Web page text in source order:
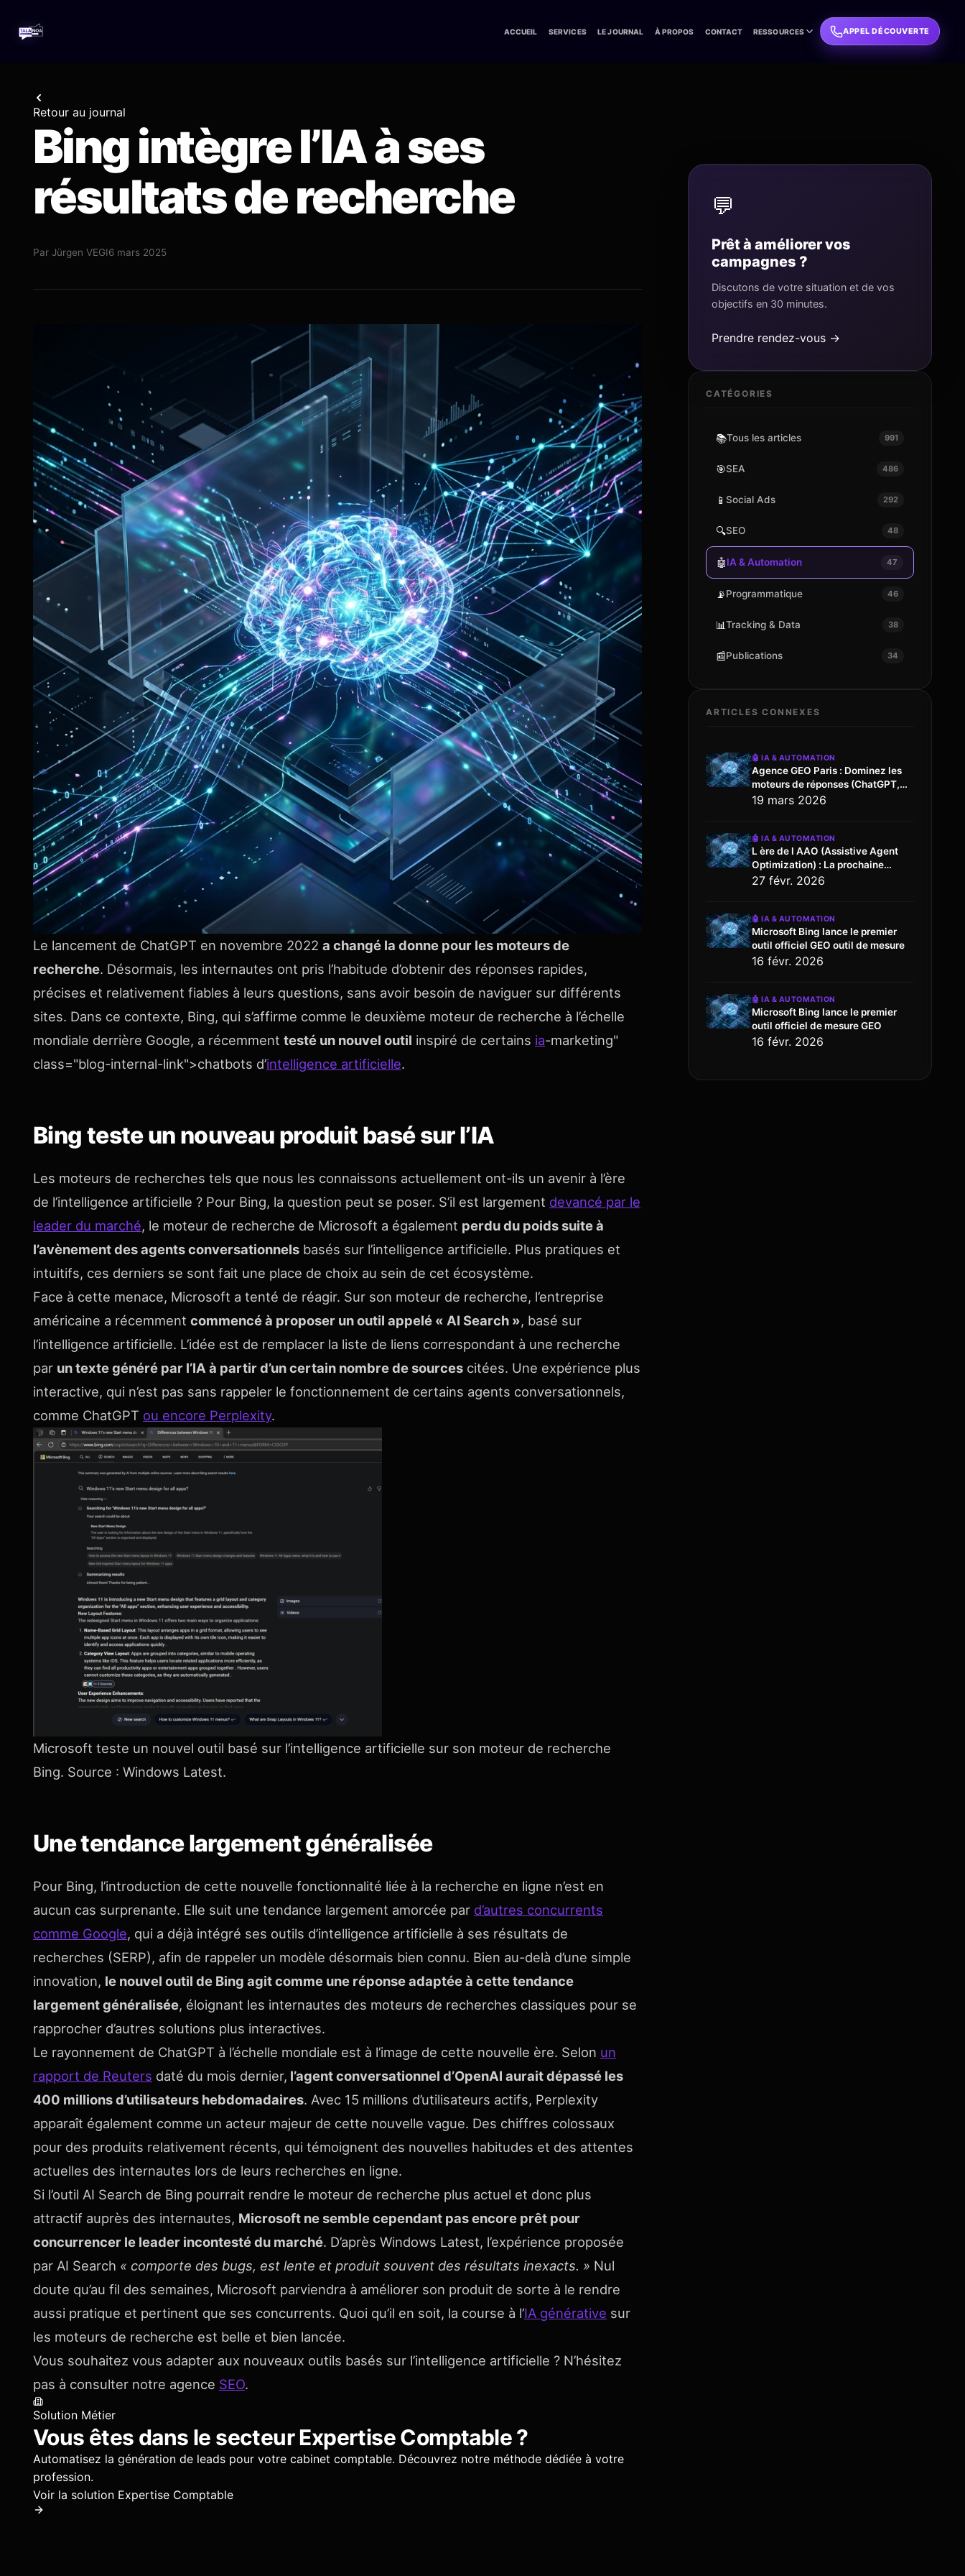
ACCUEIL SERVICES LE JOURNAL À PROPOS CONTACT RESSOURCES APPEL DÉCOUVERTE
Retour au journal
Bing intègre l’IA à ses
résultats de recherche
Par Jürgen VEGI6 mars 2025
Le lancement de ChatGPT en novembre 2022 a changé la donne pour les moteurs de
recherche. Désormais, les internautes ont pris l’habitude d’obtenir des réponses rapides,
précises et relativement fiables à leurs questions, sans avoir besoin de naviguer sur différents
sites. Dans ce contexte, Bing, qui s’affirme comme le deuxième moteur de recherche à l’échelle
mondiale derrière Google, a récemment testé un nouvel outil inspiré de certains ia-marketing"
class="blog-internal-link">chatbots d’intelligence artificielle.
Bing teste un nouveau produit basé sur l’IA
Les moteurs de recherches tels que nous les connaissons actuellement ont-ils un avenir à l’ère
de l’intelligence artificielle ? Pour Bing, la question peut se poser. S’il est largement devancé par le
leader du marché, le moteur de recherche de Microsoft a également perdu du poids suite à
l’avènement des agents conversationnels basés sur l’intelligence artificielle. Plus pratiques et
intuitifs, ces derniers se sont fait une place de choix au sein de cet écosystème.
Face à cette menace, Microsoft a tenté de réagir. Sur son moteur de recherche, l’entreprise
américaine a récemment commencé à proposer un outil appelé « AI Search », basé sur
l’intelligence artificielle. L’idée est de remplacer la liste de liens correspondant à une recherche
par un texte généré par l’IA à partir d’un certain nombre de sources citées. Une expérience plus
interactive, qui n’est pas sans rappeler le fonctionnement de certains agents conversationnels,
comme ChatGPT ou encore Perplexity.
Microsoft teste un nouvel outil basé sur l’intelligence artificielle sur son moteur de recherche
Bing. Source : Windows Latest.
Une tendance largement généralisée
Pour Bing, l’introduction de cette nouvelle fonctionnalité liée à la recherche en ligne n’est en
aucun cas surprenante. Elle suit une tendance largement amorcée par d’autres concurrents
comme Google, qui a déjà intégré ses outils d’intelligence artificielle à ses résultats de
recherches (SERP), afin de rappeler un modèle désormais bien connu. Bien au-delà d’une simple
innovation, le nouvel outil de Bing agit comme une réponse adaptée à cette tendance
largement généralisée, éloignant les internautes des moteurs de recherches classiques pour se
rapprocher d’autres solutions plus interactives.
Le rayonnement de ChatGPT à l’échelle mondiale est à l’image de cette nouvelle ère. Selon un
rapport de Reuters daté du mois dernier, l’agent conversationnel d’OpenAI aurait dépassé les
400 millions d’utilisateurs hebdomadaires. Avec 15 millions d’utilisateurs actifs, Perplexity
apparaît également comme un acteur majeur de cette nouvelle vague. Des chiffres colossaux
pour des produits relativement récents, qui témoignent des nouvelles habitudes et des attentes
actuelles des internautes lors de leurs recherches en ligne.
Si l’outil AI Search de Bing pourrait rendre le moteur de recherche plus actuel et donc plus
attractif auprès des internautes, Microsoft ne semble cependant pas encore prêt pour
concurrencer le leader incontesté du marché. D’après Windows Latest, l’expérience proposée
par AI Search « comporte des bugs, est lente et produit souvent des résultats inexacts. » Nul
doute qu’au fil des semaines, Microsoft parviendra à améliorer son produit de sorte à le rendre
aussi pratique et pertinent que ses concurrents. Quoi qu’il en soit, la course à l’IA générative sur
les moteurs de recherche est belle et bien lancée.
Vous souhaitez vous adapter aux nouveaux outils basés sur l’intelligence artificielle ? N’hésitez
pas à consulter notre agence SEO.
Solution Métier
Vous êtes dans le secteurExpertise Comptable?
Automatisez la génération de leads pour votre cabinet comptable. Découvrez notre méthode dédiée à votre
profession.
Voir la solution Expertise Comptable
💬
Prêt à améliorer vos
campagnes ?
Discutons de votre situation et de vos
objectifs en 30 minutes.
Prendre rendez-vous →
CATÉGORIES
📚Tous les articles 991
🎯SEA 486
📱 Social Ads 292
🔍SEO 48
🤖IA & Automation 47
📡Programmatique 46
📊Tracking & Data 38
📰Publications 34
ARTICLES CONNEXES
🤖 IA & AUTOMATION
Agence GEO Paris : Dominez les
moteurs de réponses (ChatGPT,
Gemini, Perplexity…)
19 mars 2026
🤖 IA & AUTOMATION
L ère de l AAO (Assistive Agent
Optimization) : La prochaine
évolution du SEO
27 févr. 2026
🤖 IA & AUTOMATION
Microsoft Bing lance le premier
outil officiel GEO outil de mesure
16 févr. 2026
🤖 IA & AUTOMATION
Microsoft Bing lance le premier
outil officiel de mesure GEO
16 févr. 2026